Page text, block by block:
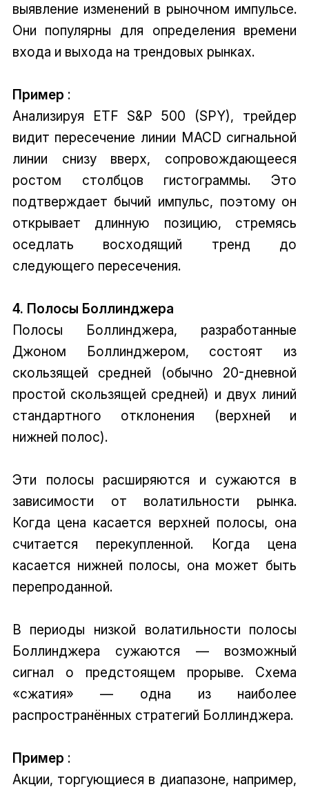
выявление изменений в рыночном импульсе.
Они популярны для определения времени
входа и выхода на трендовых рынках.
Пример :
Анализируя ETF S&P 500 (SPY), трейдер
видит пересечение линии MACD сигнальной
линии снизу вверх, сопровождающееся
ростом столбцов гистограммы. Это
подтверждает бычий импульс, поэтому он
открывает длинную позицию, стремясь
оседлать восходящий тренд до
следующего пересечения.
4. Полосы Боллинджера
Полосы Боллинджера, разработанные
Джоном Боллинджером, состоят из
скользящей средней (обычно 20-дневной
простой скользящей средней) и двух линий
стандартного отклонения (верхней и
нижней полос).
Эти полосы расширяются и сужаются в
зависимости от волатильности рынка.
Когда цена касается верхней полосы, она
считается перекупленной. Когда цена
касается нижней полосы, она может быть
перепроданной.
В периоды низкой волатильности полосы
Боллинджера сужаются — возможный
сигнал о предстоящем прорыве. Схема
«сжатия» — одна из наиболее
распространённых стратегий Боллинджера.
Пример :
Акции, торгующиеся в диапазоне, например,